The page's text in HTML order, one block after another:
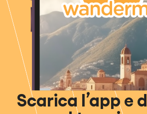
Scarica l’app e